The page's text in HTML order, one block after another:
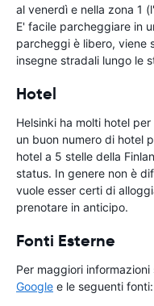
al venerdì e nella zona 1
E' facile parcheggiare in
parcheggi è libero, viene
insegne stradali lungo le
Hotel
Helsinki ha molti hotel
un buon numero di hotel
hotel a 5 stelle della
status. In genere non è
vuole esser certi di
prenotare in anticipo.
Fonti Esterne
Per maggiori
Google e le seguenti fonti: